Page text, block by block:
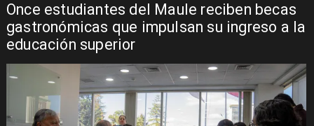
Once estudiantes del Maule reciben becas
gastronómicas que impulsan su ingreso a la
educación superior